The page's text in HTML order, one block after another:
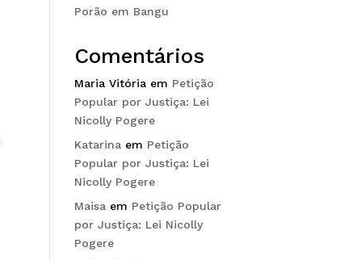
Porão em Bangu
Comentários
Maria Vitória em Petição
Popular por Justiça: Lei
Nicolly Pogere
Katarina em Petição
Popular por Justiça: Lei
Nicolly Pogere
Maisa em Petição Popular
por Justiça: Lei Nicolly
Pogere